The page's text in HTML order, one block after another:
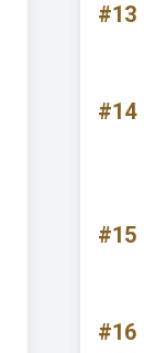
#13
#14
#15
#16